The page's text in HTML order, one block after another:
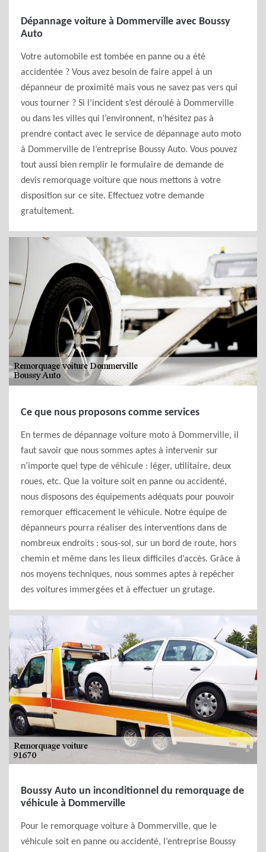
Dépannage voiture à Dommerville avec Boussy
Auto
Votre automobile est tombée en panne ou a été
accidentée ? Vous avez besoin de faire appel à un
dépanneur de proximité mais vous ne savez pas vers qui
vous tourner ? Si l’incident s’est déroulé à Dommerville
ou dans les villes qui l’environnent, n’hésitez pas à
prendre contact avec le service de dépannage auto moto
à Dommerville de l’entreprise Boussy Auto. Vous pouvez
tout aussi bien remplir le formulaire de demande de
devis remorquage voiture que nous mettons à votre
disposition sur ce site. Effectuez votre demande
gratuitement.
Ce que nous proposons comme services
En termes de dépannage voiture moto à Dommerville, il
faut savoir que nous sommes aptes à intervenir sur
n’importe quel type de véhicule : léger, utilitaire, deux
roues, etc. Que la voiture soit en panne ou accidenté,
nous disposons des équipements adéquats pour pouvoir
remorquer efficacement le véhicule. Notre équipe de
dépanneurs pourra réaliser des interventions dans de
nombreux endroits : sous-sol, sur un bord de route, hors
chemin et même dans les lieux difficiles d’accès. Grâce à
nos moyens techniques, nous sommes aptes à repêcher
des voitures immergées et à effectuer un grutage.
Boussy Auto un inconditionnel du remorquage de
véhicule à Dommerville
Pour le remorquage voiture à Dommerville, que le
véhicule soit en panne ou accidenté, l’entreprise Boussy